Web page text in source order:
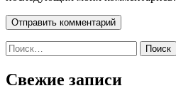
Найти:
Свежие записи